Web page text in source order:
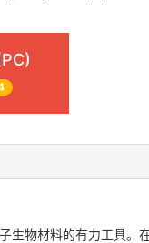
生物材料的有力工具